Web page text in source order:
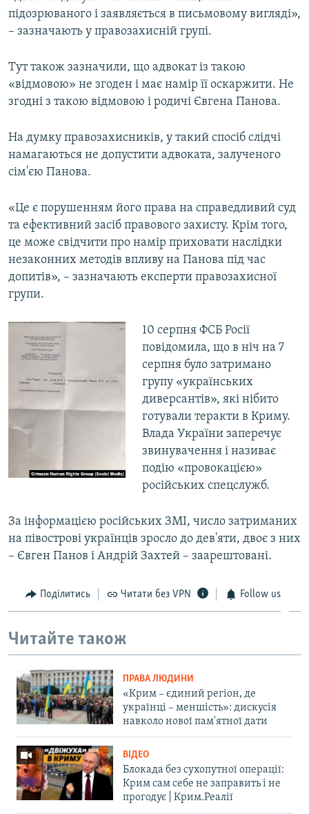
підозрюваного і заявляється в письмовому вигляді»,
– зазначають у правозахисній групі.
Тут також зазначили, що адвокат із такою
«відмовою» не згоден і має намір її оскаржити. Не
згодні з такою відмовою і родичі Євгена Панова.
На думку правозахисників, у такий спосіб слідчі
намагаються не допустити адвоката, залученого
сім'єю Панова.
«Це є порушенням його права на справедливий суд
та ефективний засіб правового захисту. Крім того,
це може свідчити про намір приховати наслідки
незаконних методів впливу на Панова під час
допитів», – зазначають експерти правозахисної
групи.
​10 серпня ФСБ Росії
повідомила, що в ніч на 7
серпня було затримано
групу «українських
диверсантів», які нібито
готували теракти в Криму.
Влада України заперечує
звинувачення і називає
подію «провокацією»
російських спецслужб.
За інформацією російських ЗМІ, число затриманих
на півострові українців зросло до дев'яти, двоє з них
– Євген Панов і Андрій Захтей – заарештовані.
Поділитись Читати без VPN Follow us
Читайте також
ПРАВА ЛЮДИНИ
«Крим – єдиний регіон, де
українці – меншість»: дискусія
навколо нової пам'ятної дати
ВІДЕО
Блокада без сухопутної операції:
Крим сам себе не заправить і не
прогодує | Крим.Реалії